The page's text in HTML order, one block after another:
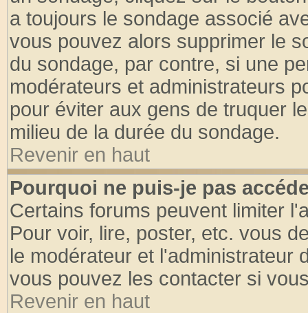
a toujours le sondage associé
vous pouvez alors supprimer le
du sondage, par contre, si une
modérateurs et administrateurs
pour éviter aux gens de truquer
milieu de la durée du sondage.
Revenir en haut
Pourquoi ne puis-je pas
Certains forums peuvent limiter
Pour voir, lire, poster, etc. vous
le modérateur et l'administrateur
vous pouvez les contacter si
Revenir en haut